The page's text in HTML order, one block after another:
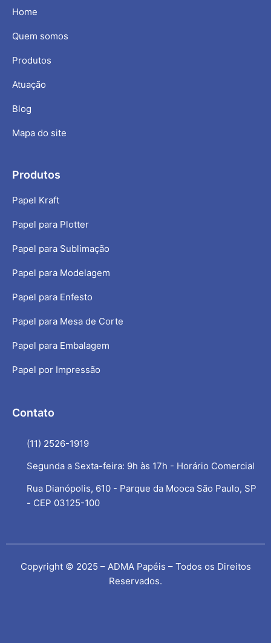
Home
Quem somos
Produtos
Atuação
Blog
Mapa do site
Produtos
Papel Kraft
Papel para Plotter
Papel para Sublimação
Papel para Modelagem
Papel para Enfesto
Papel para Mesa de Corte
Papel para Embalagem
Papel por Impressão
Contato
(11) 2526-1919
Segunda a Sexta-feira: 9h às 17h - Horário Comercial
Rua Dianópolis, 610 - Parque da Mooca São Paulo, SP
- CEP 03125-100
Copyright © 2025 – ADMA Papéis – Todos os Direitos
Reservados.